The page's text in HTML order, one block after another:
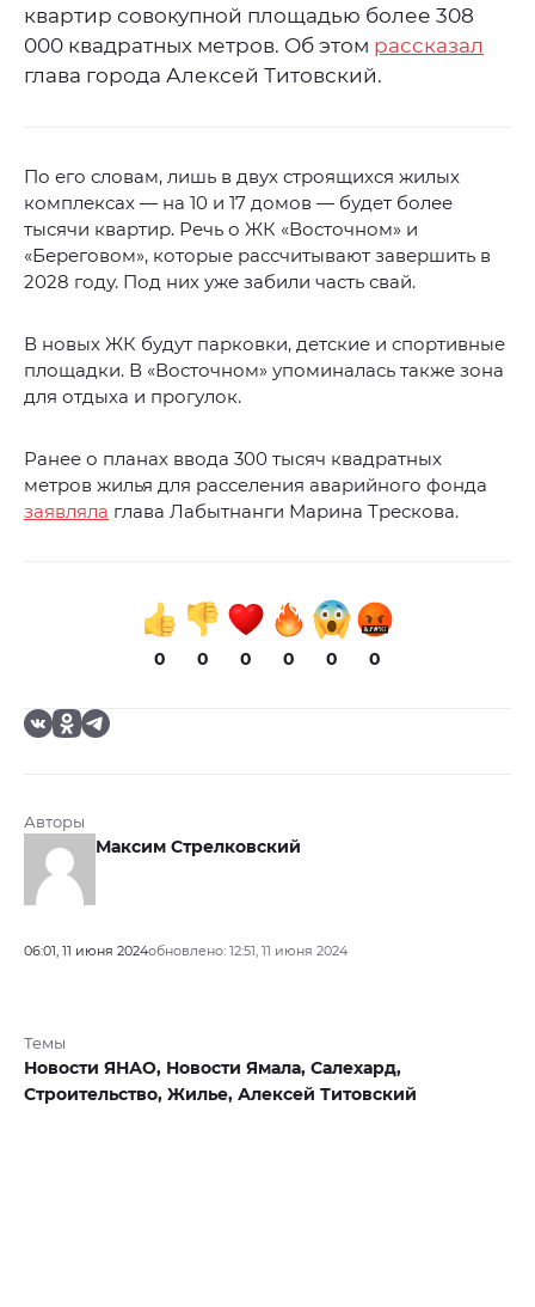
квартир совокупной площадью более 308
000 квадратных метров. Об этом рассказал
глава города Алексей Титовский.
По его словам, лишь в двух строящихся жилых
комплексах — на 10 и 17 домов — будет более
тысячи квартир. Речь о ЖК «Восточном» и
«Береговом», которые рассчитывают завершить в
2028 году. Под них уже забили часть свай.
В новых ЖК будут парковки, детские и спортивные
площадки. В «Восточном» упоминалась также зона
для отдыха и прогулок.
Ранее о планах ввода 300 тысяч квадратных
метров жилья для расселения аварийного фонда
заявляла глава Лабытнанги Марина Трескова.
0 0 0 0 0 0
Авторы
Максим Стрелковский
06:01, 11 июня 2024обновлено: 12:51, 11 июня 2024
Темы
Новости ЯНАО, Новости Ямала, Салехард,
Строительство, Жилье, Алексей Титовский